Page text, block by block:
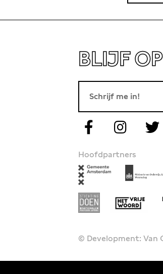
BLIJF
Hoofdpartners
© Development: Van